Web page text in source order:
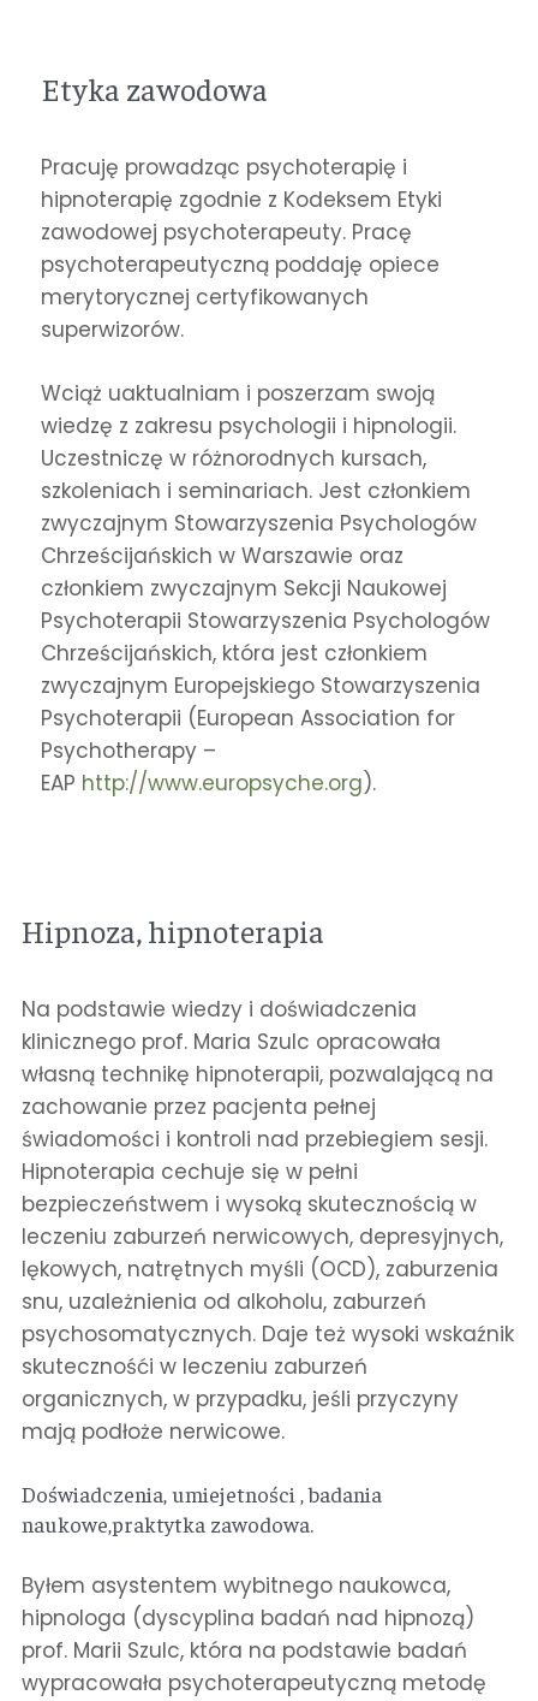
Etyka zawodowa
Pracuję prowadząc psychoterapię i
hipnoterapię zgodnie z Kodeksem Etyki
zawodowej psychoterapeuty. Pracę
psychoterapeutyczną poddaję opiece
merytorycznej certyfikowanych
superwizorów.
Wciąż uaktualniam i poszerzam swoją
wiedzę z zakresu psychologii i hipnologii.
Uczestniczę w różnorodnych kursach,
szkoleniach i seminariach. Jest członkiem
zwyczajnym Stowarzyszenia Psychologów
Chrześcijańskich w Warszawie oraz
członkiem zwyczajnym Sekcji Naukowej
Psychoterapii Stowarzyszenia Psychologów
Chrześcijańskich, która jest członkiem
zwyczajnym Europejskiego Stowarzyszenia
Psychoterapii (European Association for
Psychotherapy –
EAP http://www.europsyche.org).
Hipnoza, hipnoterapia
Na podstawie wiedzy i doświadczenia
klinicznego prof. Maria Szulc opracowała
własną technikę hipnoterapii, pozwalającą na
zachowanie przez pacjenta pełnej
świadomości i kontroli nad przebiegiem sesji.
Hipnoterapia cechuje się w pełni
bezpieczeństwem i wysoką skutecznością w
leczeniu zaburzeń nerwicowych, depresyjnych,
lękowych, natrętnych myśli (OCD), zaburzenia
snu, uzależnienia od alkoholu, zaburzeń
psychosomatycznych. Daje też wysoki wskaźnik
skutecznośći w leczeniu zaburzeń
organicznych, w przypadku, jeśli przyczyny
mają podłoże nerwicowe.
Doświadczenia, umiejetności , badania
naukowe,praktytka zawodowa.
Byłem asystentem wybitnego naukowca,
hipnologa (dyscyplina badań nad hipnozą)
prof. Marii Szulc, która na podstawie badań
wypracowała psychoterapeutyczną metodę